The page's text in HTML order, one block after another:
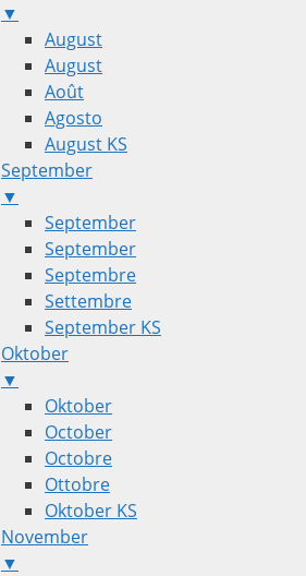
▼
August
August
Août
Agosto
August KS
September
▼
September
September
Septembre
Settembre
September KS
Oktober
▼
Oktober
October
Octobre
Ottobre
Oktober KS
November
▼